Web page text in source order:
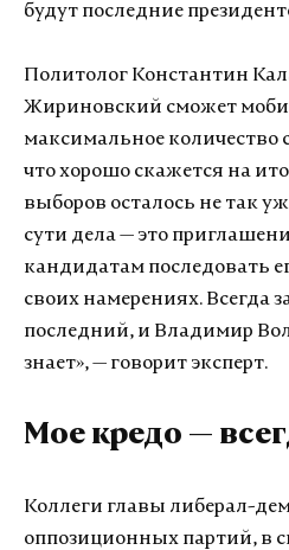
будут последние
Политолог Константин
Жириновский сможет
максимальное количество
что хорошо скажется на
выборов осталось не так
сути дела — это
кандидатам последовать
своих намерениях. Всегда
последний, и Владимир
знает», — говорит эксперт.
Мое кредо —
Коллеги главы либерал-
оппозиционных партий, в